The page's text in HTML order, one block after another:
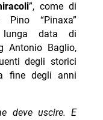
”, come di
“Pinaxa”
lunga data di
Antonio Baglio,
degli storici
fine degli anni
deve uscire. E